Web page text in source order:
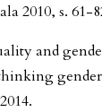
2010, s. 61-
and